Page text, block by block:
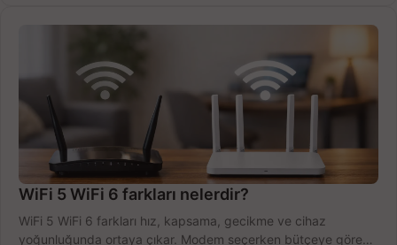
WiFi 5 WiFi 6 farkları nelerdir?
WiFi 5 WiFi 6 farkları hız, kapsama, gecikme ve cihaz
yoğunluğunda ortaya çıkar. Modem seçerken bütçeye göre